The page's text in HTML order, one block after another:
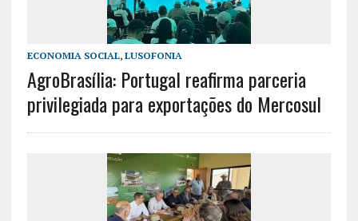
ECONOMIA SOCIAL, LUSOFONIA
AgroBrasília: Portugal reafirma parceria
privilegiada para exportações do Mercosul